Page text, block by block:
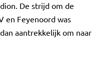
De strijd om de
en Feyenoord was
aantrekkelijk om naar